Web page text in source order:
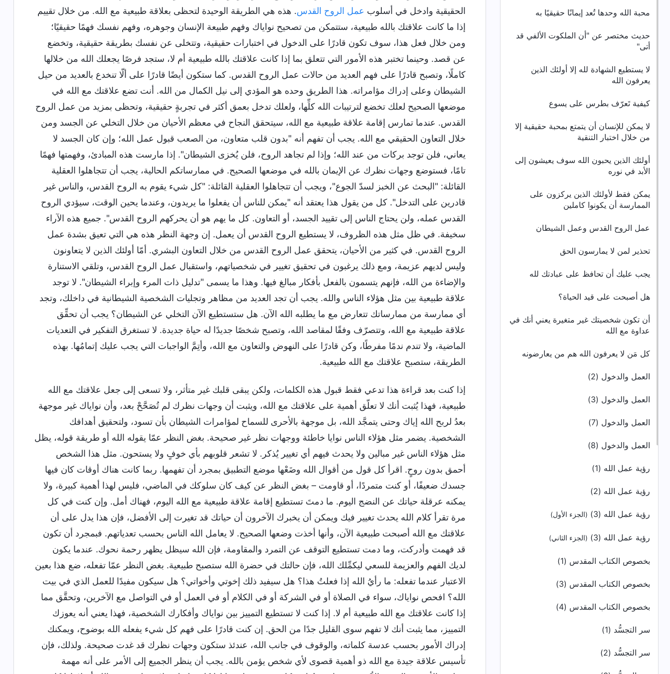
محبة الله وحدها تُعد إيمانًا حقيقيًا به
حديث مختصر عن "أن الملكوت الألفي قد
أتى"
لا يستطيع الشهادة لله إلا أولئك الذين
يعرفون الله
كيفية تَعرّف بطرس على يسوع
لا يمكن للإنسان أن يتمتع بمحبة حقيقية إلا
من خلال اختبار التنقية
أولئك الذين يحبون الله سوف يعيشون إلى
الأبد في نوره
يمكن فقط لأولئك الذين يركزون على
الممارسة أن يكونوا كاملين
عمل الروح القدس وعمل الشيطان
تحذير لمن لا يمارسون الحق
يجب عليك أن تحافظ على عبادتك لله
هل أصبحت على قيد الحياة؟
أن تكون شخصيتك غير متغيرة يعني أنك في
عداوة مع الله
كل مَن لا يعرفون الله هم من يعارضونه
العمل والدخول (2)
العمل والدخول (3)
العمل والدخول (7)
العمل والدخول (8)
رؤية عمل الله (1)
رؤية عمل الله (2)
رؤية عمل الله (3) (الجزء الأول)
رؤية عمل الله (3) (الجزء الثاني)
بخصوص الكتاب المقدس (1)
بخصوص الكتاب المقدس (3)
بخصوص الكتاب المقدس (4)
سر التجسُّد (1)
سر التجسُّد (2)
الحقيقية وادخل في أسلوب عمل الروح القدس. هذه هي الطريقة الوحيدة لتحظى بعلاقة طبيعية مع الله. من خلال تقييم
إذا ما كانت علاقتك بالله طبيعية، ستتمكن من تصحيح نواياك وفهم طبيعة الإنسان وجوهره، وفهم نفسك فهمًا حقيقيًا؛
ومن خلال فعل هذا، سوف تكون قادرًا على الدخول في اختبارات حقيقية، وتتخلى عن نفسك بطريقة حقيقية، وتخضع
عن قصد. وحينما تختبر هذه الأمور التي تتعلق بما إذا كانت علاقتك بالله طبيعية أم لا، ستجد فرصًا يجعلك الله من خلالها
كاملًا، وتصبح قادرًا على فهم العديد من حالات عمل الروح القدس. كما ستكون أيضًا قادرًا على ألّا تنخدع بالعديد من حيل
الشيطان وعلى إدراك مؤامراته. هذا الطريق وحده هو المؤدي إلى نيل الكمال من الله. أنت تضع علاقتك مع الله في
موضعها الصحيح لعلك تخضع لترتيبات الله كلِّها، ولعلك تدخل بعمق أكثر في تجربةٍ حقيقية، وتحظى بمزيد من عمل الروح
القدس. عندما تمارس إقامة علاقة طبيعية مع الله، سيتحقق النجاح في معظم الأحيان من خلال التخلي عن الجسد ومن
خلال التعاون الحقيقي مع الله. يجب أن تفهم أنه "بدون قلب متعاون، من الصعب قبول عمل الله؛ وإن كان الجسد لا
يعاني، فلن توجد بركات من عند الله؛ وإذا لم تجاهد الروح، فلن يُخزى الشيطان". إذا مارست هذه المبادئ، وفهمتها فهمًا
تامًا، فستوضع وجهات نظرك عن الإيمان بالله في موضعها الصحيح. في ممارساتكم الحالية، يجب أن تتجاهلوا العقلية
القائلة: "البحث عن الخبز لسدّ الجوع"، ويجب أن تتجاهلوا العقلية القائلة: "كل شيء يقوم به الروح القدس، والناس غير
قادرين على التدخل". كل من يقول هذا يعتقد أنه "يمكن للناس أن يفعلوا ما يريدون، وعندما يحين الوقت، سيؤدي الروح
القدس عمله، ولن يحتاج الناس إلى تقييد الجسد، أو التعاون. كل ما يهم هو أن يحركهم الروح القدس". جميع هذه الآراء
سخيفة. في ظل مثل هذه الظروف، لا يستطيع الروح القدس أن يعمل. إن وجهة النظر هذه هي التي تعيق بشدة عمل
الروح القدس. في كثير من الأحيان، يتحقق عمل الروح القدس من خلال التعاون البشري. أمّا أولئك الذين لا يتعاونون
وليس لديهم عزيمة، ومع ذلك يرغبون في تحقيق تغيير في شخصياتهم، واستقبال عمل الروح القدس، وتلقي الاستنارة
والإضاءة من الله، فإنهم يتسمون بالفعل بأفكار مبالغ فيها. وهذا ما يسمى "تدليل ذات المرء وإبراء الشيطان". لا توجد
علاقة طبيعية بين مثل هؤلاء الناس والله. يجب أن تجد العديد من مظاهر وتجليات الشخصية الشيطانية في داخلك، وتجد
أي ممارسة من ممارساتك تتعارض مع ما يطلبه الله الآن. هل ستستطيع الآن التخلي عن الشيطان؟ يجب أن تحقِّق
علاقة طبيعية مع الله، وتتصرّف وفقًا لمقاصد الله، وتصبح شخصًا جديدًا له حياة جديدة. لا تستغرق التفكير في التعديات
الماضية، ولا تندم ندمًا مفرطًا، وكن قادرًا على النهوض والتعاون مع الله، وأتِمَّ الواجبات التي يجب عليك إتمامُها. بهذه
الطريقة، ستصبح علاقتك مع الله طبيعية.
إذا كنت بعد قراءة هذا تدعي فقط قبول هذه الكلمات، ولكن يبقى قلبك غير متأثر، ولا تسعى إلى جعل علاقتك مع الله
طبيعية، فهذا يُثبت أنك لا تعلّق أهمية على علاقتك مع الله، ويثبت أن وجهات نظرك لم تُصَحَّحْ بعد، وأن نواياك غير موجهة
بعدُ لربح الله إياك وحتى يتمجَّد الله، بل موجهة بالأحرى للسماح لمؤامرات الشيطان بأن تسود، ولتحقيق أهدافك
الشخصية. يضمر مثل هؤلاء الناس نوايا خاطئة ووجهات نظر غير صحيحة. بغض النظر عمّا يقوله الله أو طريقة قوله، يظل
مثل هؤلاء الناس غير مبالين ولا يحدث فيهم أي تغيير يُذكر. لا تشعر قلوبهم بأي خوفٍ ولا يستحون. مثل هذا الشخص
أحمق بدون روحٍ. اقرأ كل قول من أقوال الله وضَعْها موضع التطبيق بمجرد أن تفهمها. ربما كانت هناك أوقات كان فيها
جسدك ضعيفًا، أو كنت متمردًا، أو قاومت – بغض النظر عن كيف كان سلوكك في الماضي، فليس لهذا أهمية كبيرة، ولا
يمكنه عرقلة حياتك عن النضج اليوم. ما دمتَ تستطيع إقامة علاقة طبيعية مع الله اليوم، فهناك أمل. وإن كنت في كل
مرة تقرأ كلام الله يحدث تغيير فيك ويمكن أن يخبرك الآخرون أن حياتك قد تغيرت إلى الأفضل، فإن هذا يدل على أن
علاقتك مع الله أصبحت طبيعية الآن، وأنها أخذت وضعها الصحيح. لا يعامل الله الناس بحسب تعدياتهم. فبمجرد أن تكون
قد فهمت وأدركت، وما دمت تستطيع التوقف عن التمرد والمقاومة، فإن الله سيظل يظهر رحمة نحوك. عندما يكون
لديك الفهم والعزيمة للسعي ليكمِّلك الله، فإن حالتك في حضرة الله ستصبح طبيعية. بغض النظر عمّا تفعله، ضع هذا بعين
الاعتبار عندما تفعله: ما رأيُ الله إذا فعلتُ هذا؟ هل سيفيد ذلك إخوتي وأخواتي؟ هل سيكون مفيدًا للعمل الذي في بيت
الله؟ افحص نواياك، سواء في الصلاة أو في الشركة أو في الكلام أو في العمل أو في التواصل مع الآخرين، وتحقَّق مما
إذا كانت علاقتك مع الله طبيعية أم لا. إذا كنت لا تستطيع التمييز بين نواياك وأفكارك الشخصية، فهذا يعني أنه يعوزك
التمييز، مما يثبت أنك لا تفهم سوى القليل جدًا من الحق. إن كنت قادرًا على فهم كل شيء يفعله الله بوضوح، ويمكنك
إدراك الأمور بحسب عدسة كلماته، والوقوف في جانب الله، عندئذ ستكون وجهات نظرك قد غدت صحيحة. ولذلك، فإن
تأسيس علاقة جيدة مع الله ذو أهمية قصوى لأي شخص يؤمن بالله. يجب أن ينظر الجميع إلى الأمر على أنه مهمة